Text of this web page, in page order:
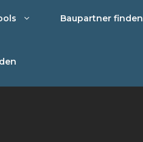
Baupartner finden